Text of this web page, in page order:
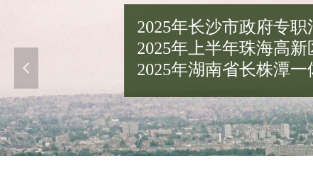
2025年长沙市政府专职
2025年上半年珠海高
2025年湖南省长株潭
넳